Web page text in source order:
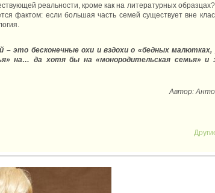
реальности, кроме как на литературных
фактом: если большая часть семей существует вне
это бесконечные охи и вздохи о «бедных
на… да хотя бы на «монородительская семья» и
Автор: